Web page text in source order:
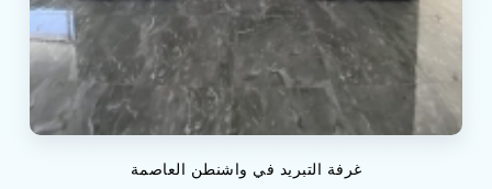
غرفة التبريد في واشنطن العاصمة